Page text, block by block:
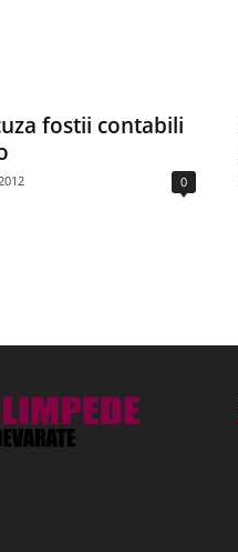
fostii contabili
0